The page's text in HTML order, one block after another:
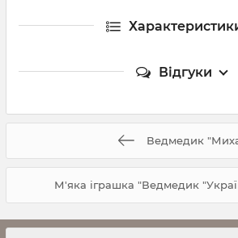
Відгуки
Ведмедик
М'яка іграшка "Ведмедик